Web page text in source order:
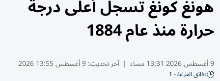
هونغ كونغ تسجل أعلى درجة
حرارة منذ عام 1884
9 أغسطس 2026 13:31 مساء | آخر تحديث:9 أغسطس 13:55 2026
دقائق القراءة - 1